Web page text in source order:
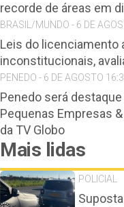
recorde de áreas em
BRASIL/MUNDO - 6 DE
Leis do licenciamento
inconstitucionais,
PENEDO - 6 DE AGOSTO
Penedo será
Pequenas Empresas
da TV Globo
Mais lidas
POLICIAL